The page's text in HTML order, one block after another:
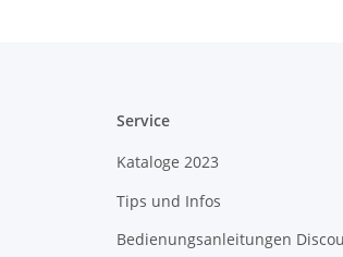
Service
Kataloge 2023
Tips und Infos
Bedienungsanleitungen